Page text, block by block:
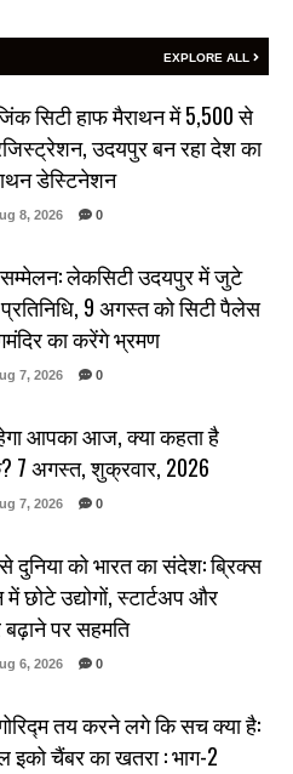
EXPLORE ALL
सिटी हाफ मैराथन में 5,500 से
उदयपुर बन रहा देश का
डेस्टिनेशन
8, 2026 0
सम्मेलन: लेकसिटी उदयपुर में जुटे
9 अगस्त को सिटी पैलेस
का करेंगे भ्रमण
7, 2026 0
आपका आज, क्या कहता है
7 अगस्त, शुक्रवार, 2026
7, 2026 0
दुनिया को भारत का संदेश: ब्रिक्स
छोटे उद्योगों, स्टार्टअप और
बढ़ाने पर सहमति
6, 2026 0
तय करने लगे कि सच क्या है:
इको चैंबर का खतरा : भाग-2